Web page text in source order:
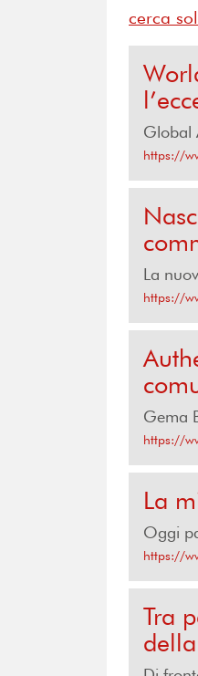
cerca
Global
https://
La
https://
Gema
https://
La
Oggi
https://
Tra